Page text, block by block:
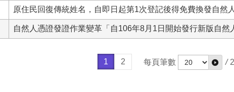
原住民回復傳統姓名，自即日起第1次登記後得免費換發自然
自然人憑證發證作業變革「自106年8月1日開始發行新版自
1 2 每頁筆數 /